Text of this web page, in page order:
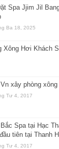
Spa Jjim Jil
Ba 18, 2025
Xông Hơi Khách
xây phòng
Tư 4, 2017
Spa tại Hạc
tiên tại Thanh
Tư 4, 2017